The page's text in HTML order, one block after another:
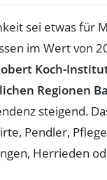
sei etwas für
im Wert von
Koch-
Regionen
steigend.
Pendler,
Herrieden